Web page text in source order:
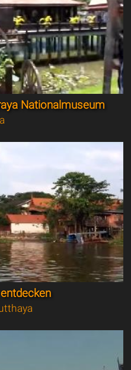
Nationalmuseum